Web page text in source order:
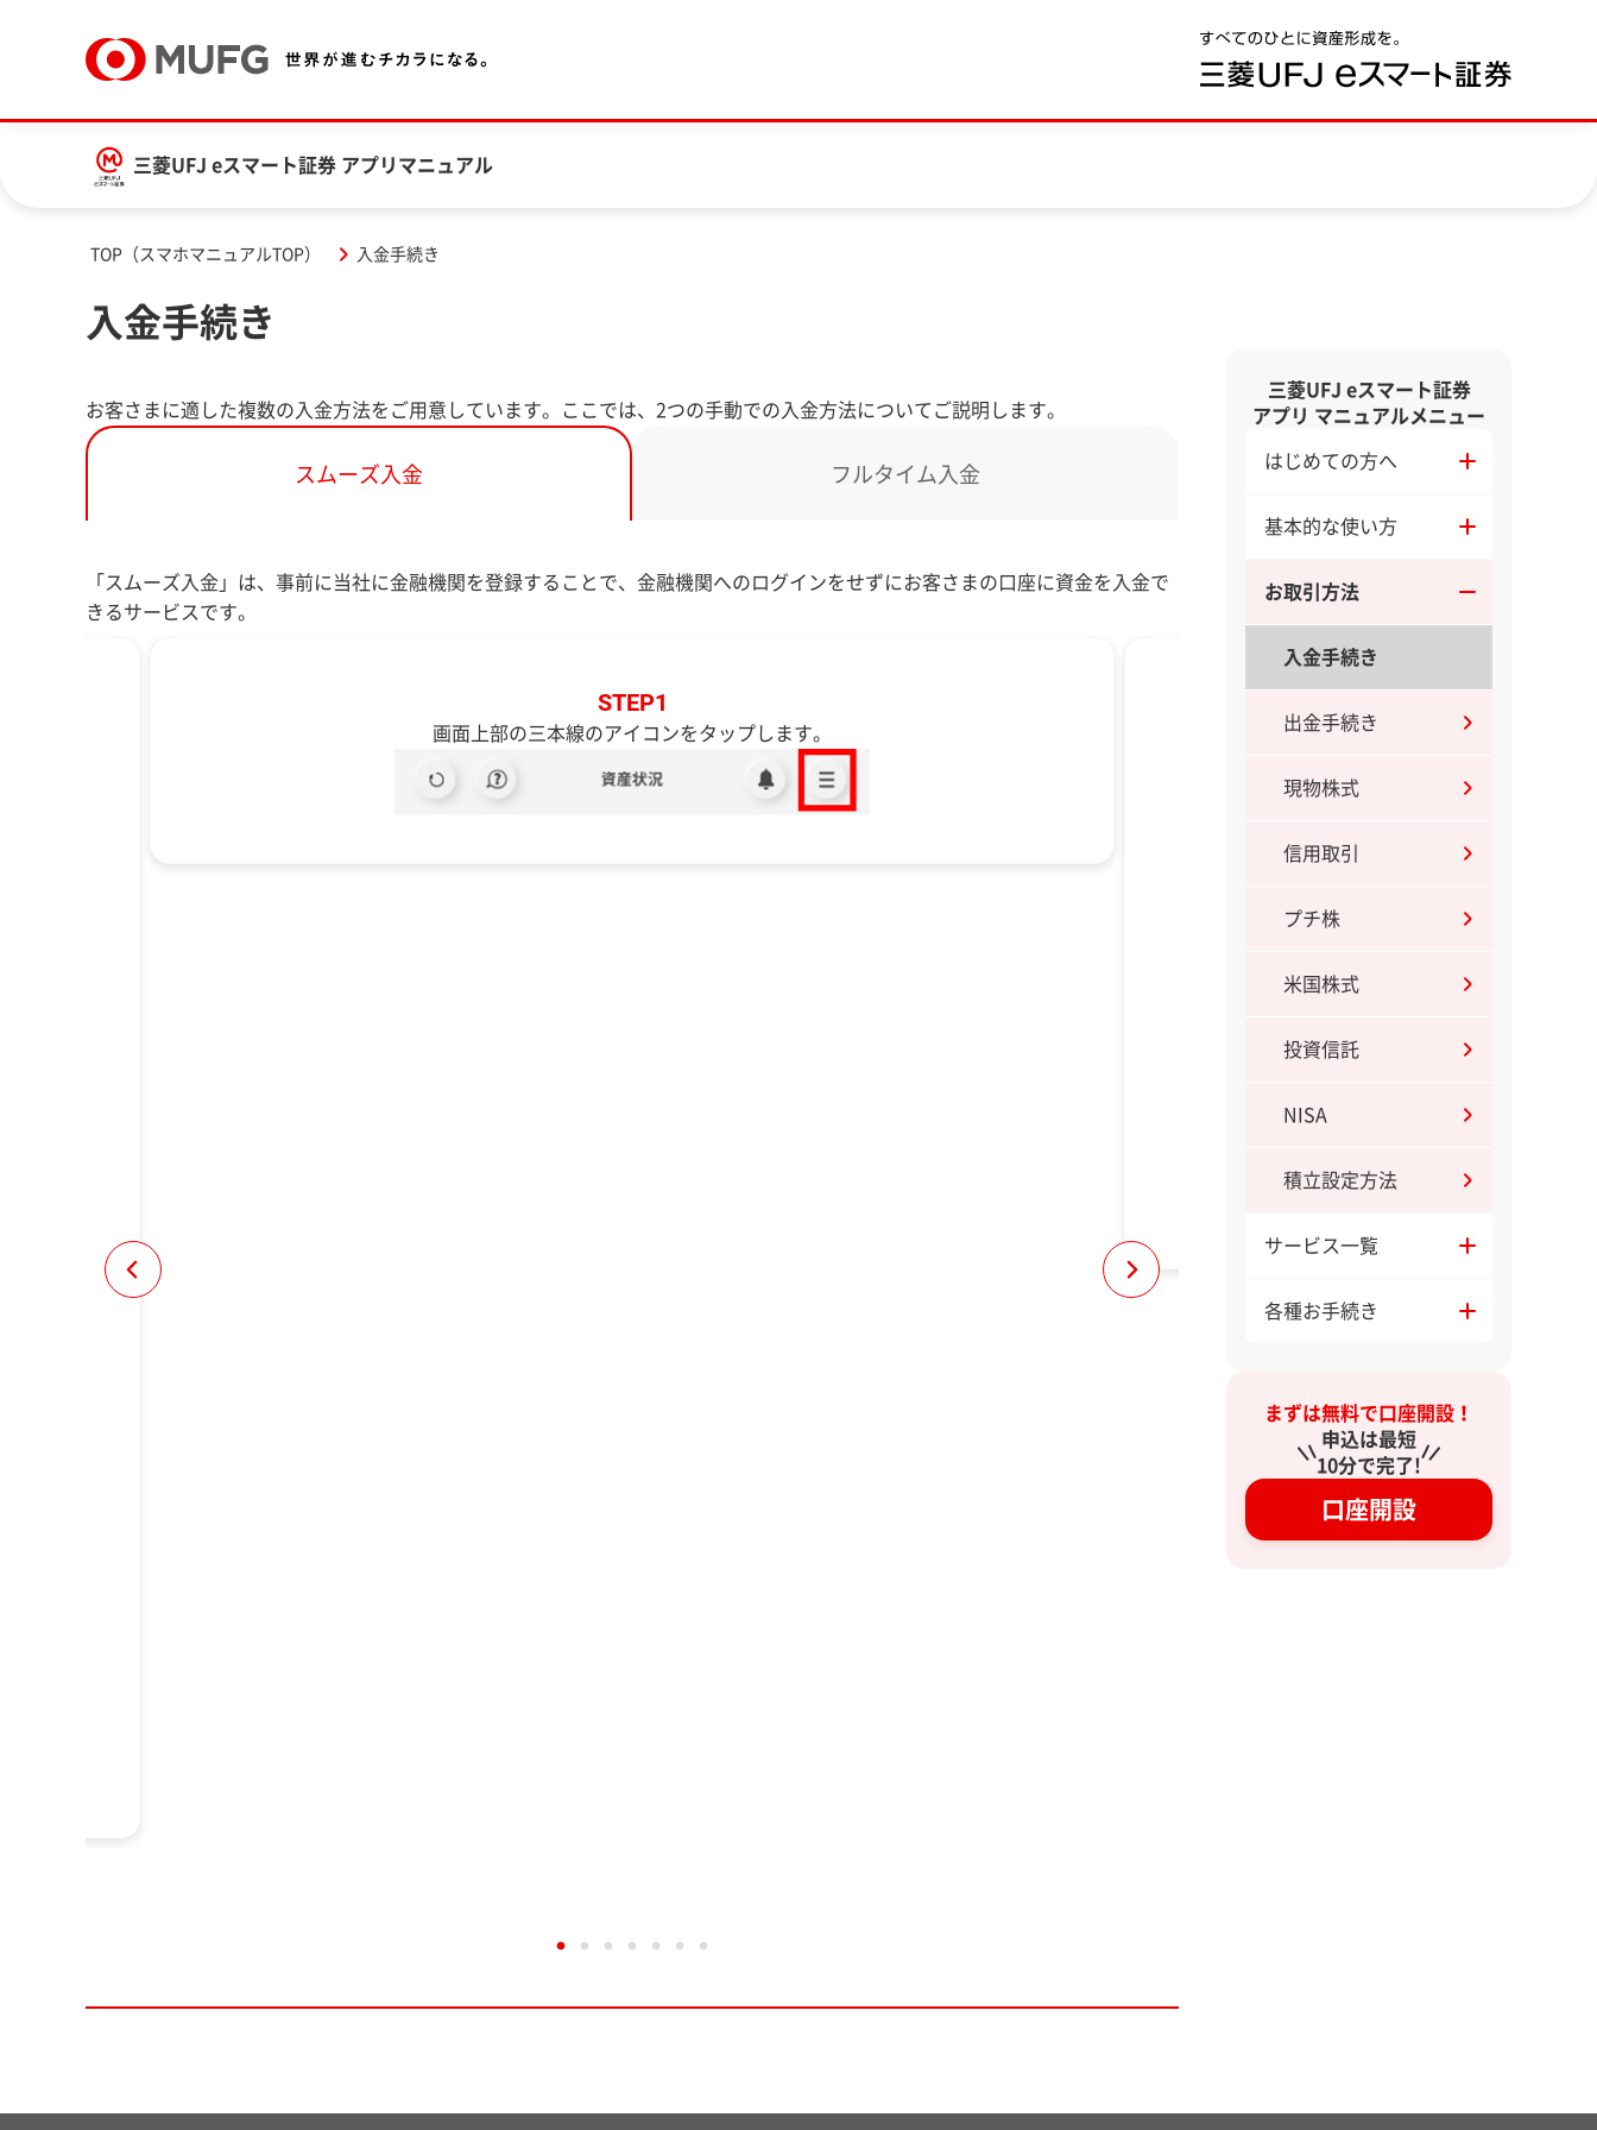
三菱UFJ eスマート証券 アプリマニュアル
TOP（スマホマニュアルTOP） 入金手続き
入金手続き
お客さまに適した複数の入金方法をご用意しています。ここでは、2つの手動での入金方法についてご説明します。
スムーズ入金 フルタイム入金
「スムーズ入金」は、事前に当社に金融機関を登録することで、金融機関へのログインをせずにお客さまの口座に資金を入金で
きるサービスです。
STEP1
画面上部の三本線のアイコンをタップします。 「入金・出金
三菱UFJ eスマート証券
アプリ マニュアルメニュー
はじめての方へ
基本的な使い方
お取引方法
入金手続き
出金手続き
現物株式
信用取引
プチ株
米国株式
投資信託
NISA
積立設定方法
サービス一覧
各種お手続き
まずは無料で口座開設！
申込は最短
10分で完了!
口座開設